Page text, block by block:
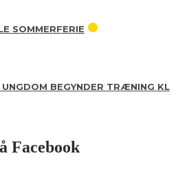
SOMMERFERIE
BEGYNDER TRÆNING KL
Facebook